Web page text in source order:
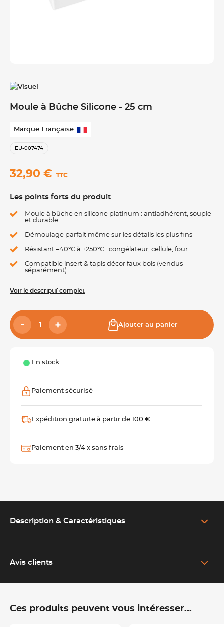
Moule à Bûche Silicone - 25 cm
Marque Française
EU-007474
32,90 € TTC
Les points forts du produit
Moule à bûche en silicone platinum : antiadhérent, souple
et durable
Démoulage parfait même sur les détails les plus fins
Résistant –40°C à +250°C : congélateur, cellule, four
Compatible insert & tapis décor faux bois (vendus
séparément)
Voir le descriptif complet
Ajouter au panier
En stock
Paiement sécurisé
Expédition gratuite à partir de 100 €
Paiement en 3/4 x sans frais
Description & Caractéristiques
de base pour réaliser des bûches et entremets nets, réguliers et
Avis clients
Ces produits peuvent vous intéresser...